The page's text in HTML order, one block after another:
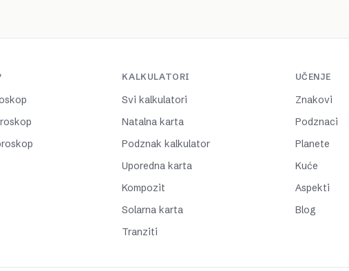
KALKULATORI
Svi kalkulatori
Natalna karta
Podznak kalkulator
Uporedna karta
Kompozit
Solarna karta
Tranziti
UČENJE
Znakovi
Podznaci
Planete
Kuće
Aspekti
Blog